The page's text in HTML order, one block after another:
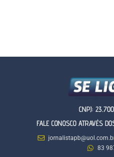
CNPJ:
FALE CONOSCO ATRAVÉS
83